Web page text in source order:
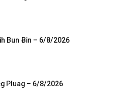
Bun Ƀin – 6/8/2026
Pluag – 6/8/2026